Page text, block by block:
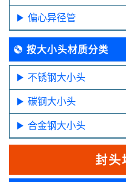
偏心异径管
按大小头材质分类
不锈钢大小头
碳钢大小头
合金钢大小头
封头